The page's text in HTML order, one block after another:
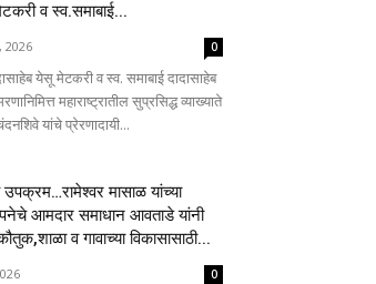
व स्व.समाबाई...
2026 0
येसू मेटकरी व स्व. समाबाई दादासाहेब
महाराष्ट्रातील सुप्रसिद्ध व्याख्याते
यांचे प्रेरणादायी...
उपक्रम…रामेश्वर मासाळ यांच्या
आमदार समाधान आवताडे यांनी
व गावाच्या विकासासाठी...
0